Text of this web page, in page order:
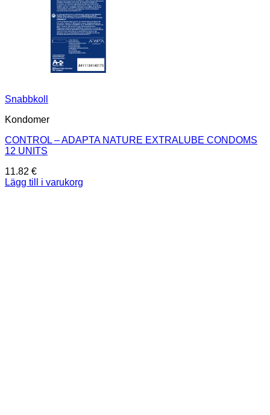
Snabbkoll
Kondomer
CONTROL – ADAPTA NATURE EXTRALUBE CONDOMS
12 UNITS
11.82 €
Lägg till i varukorg